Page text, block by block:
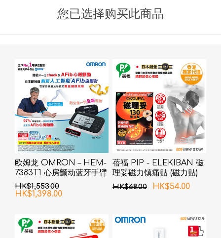
您已选择购买此商品
欧姆龙 OMRON – HEM-
7383T1 心房颤动蓝牙手臂
式血压计
HK$1,553.00
HK$1,398.00
蓓福 PIP - ELEKIBAN 磁
理妥磁力镇痛贴 (磁力贴)
130MT 12粒
HK$68.00 HK$54.00